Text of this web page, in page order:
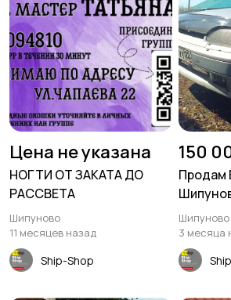
Цена не указана
НОГТИ ОТ ЗАКАТА ДО
РАССВЕТА
Шипуново
11 месяцев назад
Ship-Shop
150
Продам
Шипуново
3 месяца